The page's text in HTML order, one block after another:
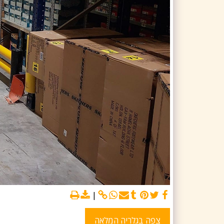
צפה בגלריה המלאה